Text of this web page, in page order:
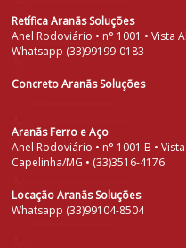
Retífica Aranãs Soluções
Anel Rodoviário • n° 1001 • Vista
Whatsapp (33)99199-0183
Concreto Aranãs Soluções
Aranãs Ferro e Aço
Anel Rodoviário • n° 1001 B •
Capelinha/MG • (33)3516-4176
Locação Aranãs Soluções
Whatsapp (33)99104-8504